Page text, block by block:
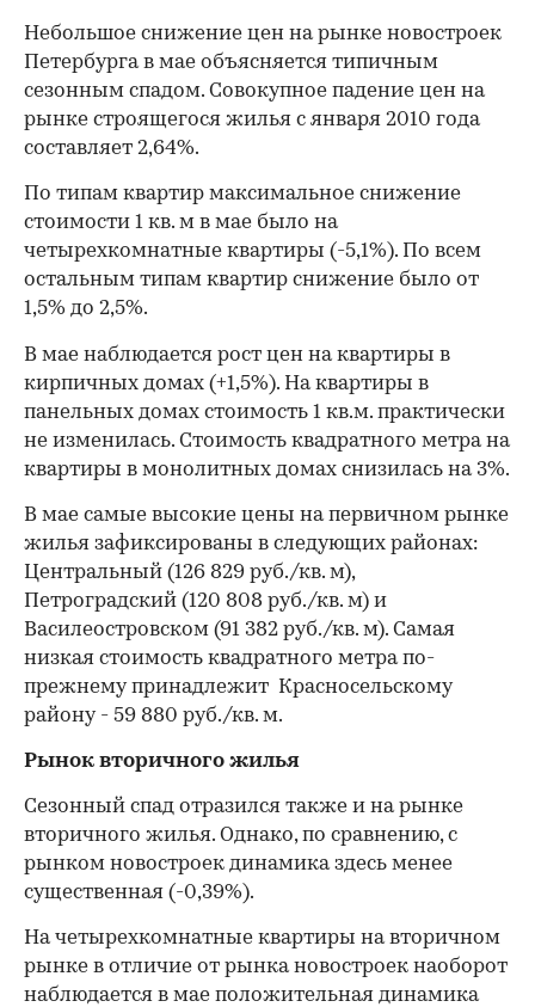
Небольшое снижение цен на рынке новостроек
Петербурга в мае объясняется типичным
сезонным спадом. Совокупное падение цен на
рынке строящегося жилья с января 2010 года
составляет 2,64%.
По типам квартир максимальное снижение
стоимости 1 кв. м в мае было на
четырехкомнатные квартиры (-5,1%). По всем
остальным типам квартир снижение было от
1,5% до 2,5%.
В мае наблюдается рост цен на квартиры в
кирпичных домах (+1,5%). На квартиры в
панельных домах стоимость 1 кв.м. практически
не изменилась. Стоимость квадратного метра на
квартиры в монолитных домах снизилась на 3%.
В мае самые высокие цены на первичном рынке
жилья зафиксированы в следующих районах:
Центральный (126 829 руб./кв. м),
Петроградский (120 808 руб./кв. м) и
Василеостровском (91 382 руб./кв. м). Самая
низкая стоимость квадратного метра по-
прежнему принадлежит Красносельскому
району - 59 880 руб./кв. м.
Рынок вторичного жилья
Сезонный спад отразился также и на рынке
вторичного жилья. Однако, по сравнению, с
рынком новостроек динамика здесь менее
существенная (-0,39%).
На четырехкомнатные квартиры на вторичном
рынке в отличие от рынка новостроек наоборот
наблюдается в мае положительная динамика